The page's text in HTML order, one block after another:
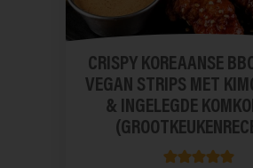
CRISPY KOREAANSE
VEGAN STRIPS MET
& INGELEGDE